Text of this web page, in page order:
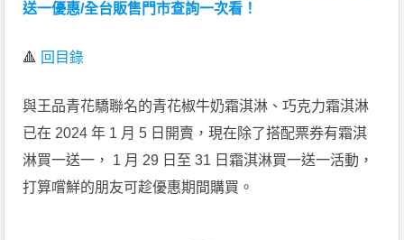
送一優惠/全台販售門市查詢一次看！
🔺 回目錄
與王品青花驕聯名的青花椒牛奶霜淇淋、巧克力霜淇淋
已在 2024 年 1 月 5 日開賣，現在除了搭配票券有霜淇
淋買一送一， 1 月 29 日至 31 日霜淇淋買一送一活動，
打算嚐鮮的朋友可趁優惠期間購買。